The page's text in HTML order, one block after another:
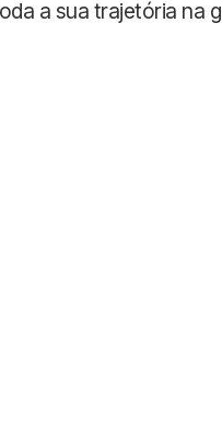
a sua trajetória na